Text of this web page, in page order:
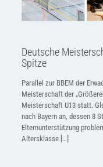
Deutsche
Spitze
Parallel zur BBEM der
Meisterschaft der
Meisterschaft U13 statt.
nach Bayern an, dessen 8
Elternunterstützung
Altersklasse[…]